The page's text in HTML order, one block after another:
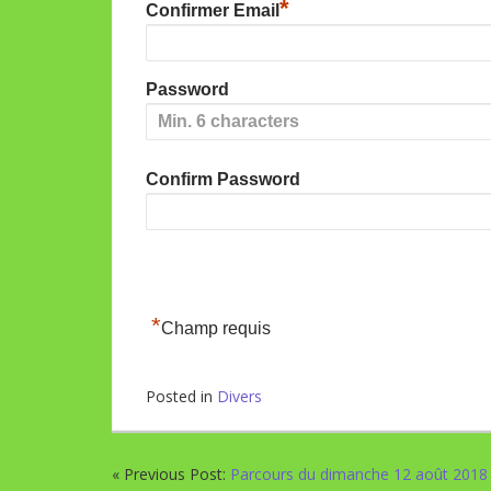
Confirmer Email *
Password
Confirm Password
*Champ requis
Posted in Divers
« Previous Post: Parcours du dimanche 12 août 2018